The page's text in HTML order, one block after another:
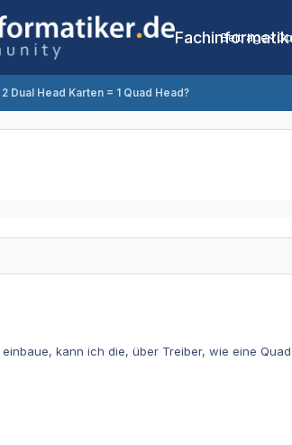
Beiträge
2 Dual Head Karten = 1 Quad Head?
einbaue, kann ich die, über Treiber, wie eine